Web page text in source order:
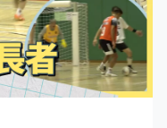
（團費）唔包保險
，媳婦Kathy隨後聯
行李箱費用實報實
花費約700元維修行
請表格，惟等足逾一
才獲保險公司回覆指